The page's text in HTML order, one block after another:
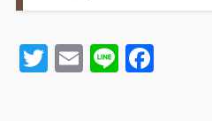
T
w
E
m
Li
n
F